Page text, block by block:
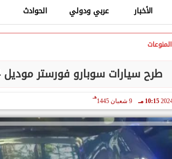
الأخبار عربي ودولي الحوادث
المنوعات
طرح سيارات سوبارو فورستر موديل 2024 بسعر 2.695 مليون جنيه
10:15 مـ 9 شعبان 1445
هـ